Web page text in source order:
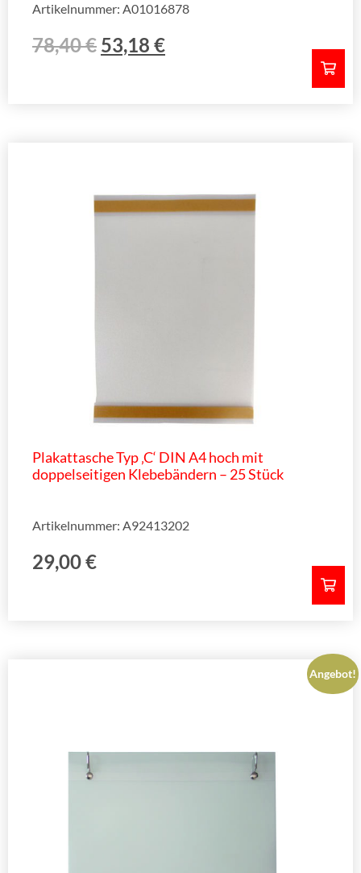
78,40€ 53,18 €
Artikelnummer: A01016878
Plakattasche Typ ‚C‘ DIN A4 hoch mit
doppelseitigen Klebebändern – 25 Stück
29,00€
Artikelnummer: A92413202
Angebot!